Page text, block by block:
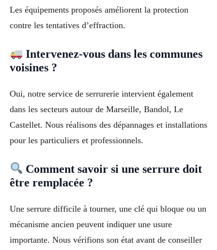
Les équipements proposés améliorent la protection
contre les tentatives d’effraction.
Intervenez-vous dans les communes
voisines ?
Oui, notre service de serrurerie intervient également
dans les secteurs autour de Marseille, Bandol, Le
Castellet. Nous réalisons des dépannages et installations
pour les particuliers et professionnels.
Comment savoir si une serrure doit
être remplacée ?
Une serrure difficile à tourner, une clé qui bloque ou un
mécanisme ancien peuvent indiquer une usure
importante. Nous vérifions son état avant de conseiller